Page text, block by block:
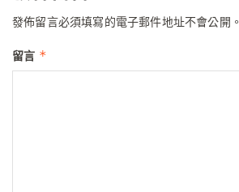
發佈留言必須填寫的電子郵件地址不會公開。
留言 *